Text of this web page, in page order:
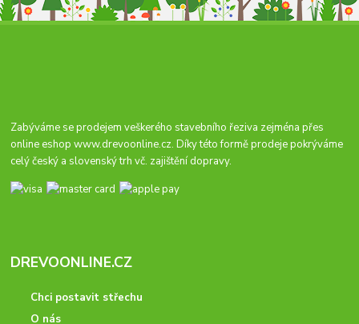
Zabýváme se prodejem veškerého stavebního řeziva zejména přes
online eshopwww.drevoonline.cz. Díky této formě prodeje pokrýváme
celý český a slovenský trh vč. zajištění dopravy.
DREVOONLINE.CZ
Chci postavit střechu
O nás